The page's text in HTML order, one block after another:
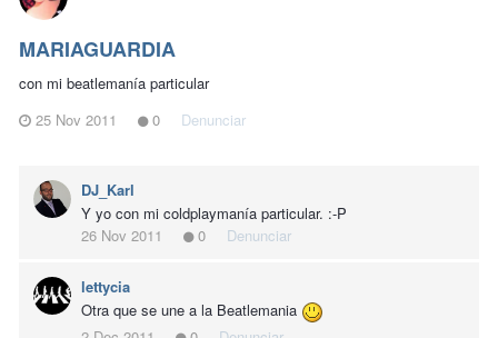
MARIAGUARDIA
con mi beatlemanía particular
25 Nov 2011
0 Denunciar
DJ_Karl
Y yo con mi coldplaymanía particular. :-P
26 Nov 2011
0 Denunciar
lettycia
Otra que se une a la Beatlemania